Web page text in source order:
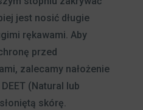
jest nosić długie
rękawami. Aby
przed
zalecamy nałożenie
(Natural lub
skórę.